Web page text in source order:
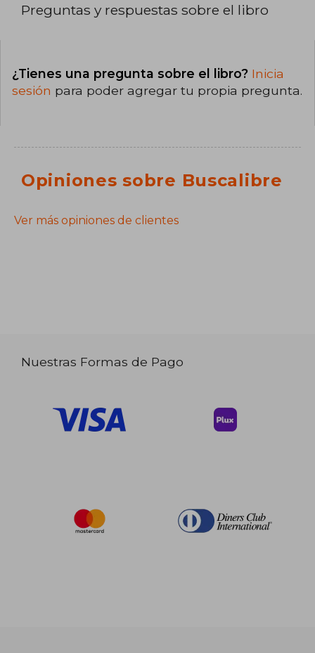
Preguntas y respuestas sobre el libro
¿Tienes una pregunta sobre el libro? Inicia
sesión para poder agregar tu propia pregunta.
Opiniones sobre Buscalibre
Ver más opiniones de clientes
Nuestras Formas de Pago